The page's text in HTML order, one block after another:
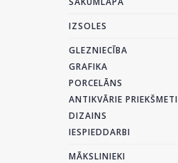
IZSOLES
GLEZNIECĪBA
GRAFIKA
PORCELĀNS
ANTIKVĀRIE PRIEKŠMETI
DIZAINS
IESPIEDDARBI
MĀKSLINIEKI